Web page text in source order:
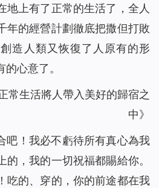
地上有了正常的生活了，全人
年的經營計劃徹底把撒但打敗
造人類又恢復了人原有的形
心意了。
生活將人帶入美好的歸宿之
中》
！我必不虧待所有真心為我
，我的一切祝福都賜給你。
吃的、穿的，你的前途都在我